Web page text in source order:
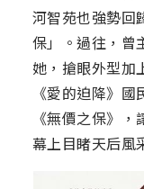
河智苑也強勢回
保」。過往，曾
她，搶眼外型加
《愛的迫降》
《無價之保》
幕上目睹天后風